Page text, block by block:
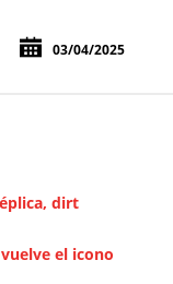
03/04/2025
dirt
el icono